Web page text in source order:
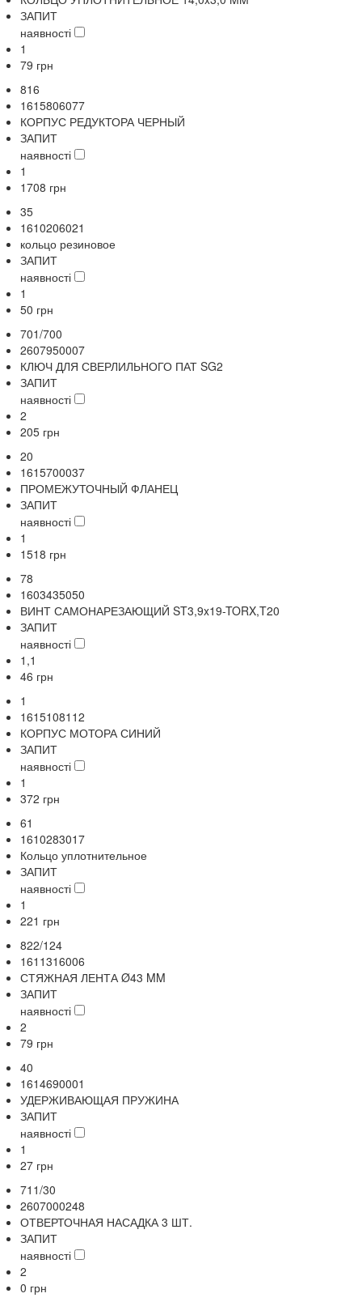
ЗАПИТ
наявності
1
79 грн
816
1615806077
КОРПУС РЕДУКТОРА ЧЕРНЫЙ
ЗАПИТ
наявності
1
1708 грн
35
1610206021
кольцо резиновое
ЗАПИТ
наявності
1
50 грн
701/700
2607950007
КЛЮЧ ДЛЯ СВЕРЛИЛЬНОГО ПАТ SG2
ЗАПИТ
наявності
2
205 грн
20
1615700037
ПРОМЕЖУТОЧНЫЙ ФЛАНЕЦ
ЗАПИТ
наявності
1
1518 грн
78
1603435050
ВИНТ САМОНАРЕЗАЮЩИЙ ST3,9x19-TORX,T20
ЗАПИТ
наявності
1,1
46 грн
1
1615108112
КОРПУС МОТОРА СИНИЙ
ЗАПИТ
наявності
1
372 грн
61
1610283017
Кольцо уплотнительное
ЗАПИТ
наявності
1
221 грн
822/124
1611316006
СТЯЖНАЯ ЛЕНТА Ø43 MM
ЗАПИТ
наявності
2
79 грн
40
1614690001
УДЕРЖИВАЮЩАЯ ПРУЖИНА
ЗАПИТ
наявності
1
27 грн
711/30
2607000248
ОТВЕРТОЧНАЯ НАСАДКА 3 ШТ.
ЗАПИТ
наявності
2
0 грн